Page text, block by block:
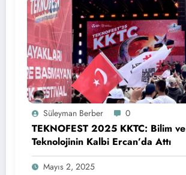
Süleyman Berber 0
TEKNOFEST 2025 KKTC: Bilim ve
Teknolojinin Kalbi Ercan’da Attı
Mayıs 2, 2025